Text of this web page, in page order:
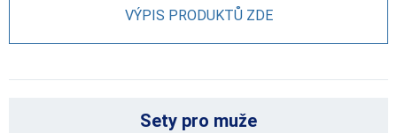
VÝPIS PRODUKTŮ ZDE
Sety pro muže